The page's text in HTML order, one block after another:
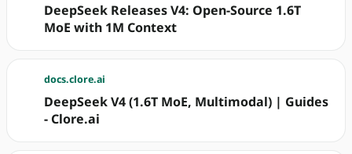
DeepSeek Releases V4: Open-Source 1.6T
MoE with 1M Context
docs.clore.ai
DeepSeek V4 (1.6T MoE, Multimodal) | Guides
- Clore.ai